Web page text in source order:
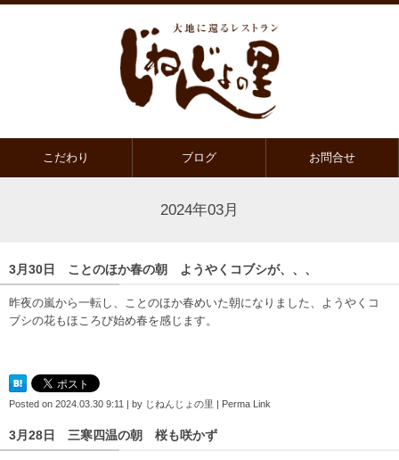
こだわり ブログ お問合せ
2024年03月
3月30日 ことのほか春の朝 ようやくコブシが、、、
昨夜の嵐から一転し、ことのほか春めいた朝になりました、ようやくコ
ブシの花もほころび始め春を感じます。
Posted on 2024.03.30 9:11 | by じねんじょの里 | Perma Link
3月28日 三寒四温の朝 桜も咲かず